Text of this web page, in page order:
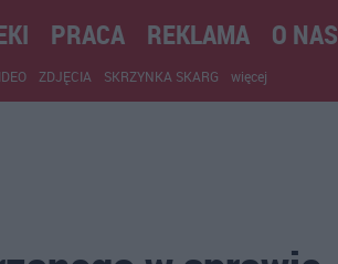
PRACA REKLAMA O NAS
ZDJĘCIA SKRZYNKA SKARG więcej